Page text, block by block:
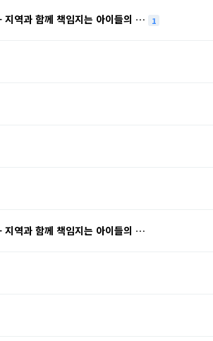
지역과 함께 책임지는 아이들의 … 1
지역과 함께 책임지는 아이들의 …